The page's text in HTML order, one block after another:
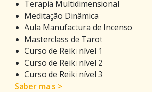
Terapia Multidimensional
Meditação Dinâmica
Aula Manufactura de Incenso
Masterclass de Tarot
Curso de Reiki nível 1
Curso de Reiki nível 2
Curso de Reiki nível 3
Saber mais >